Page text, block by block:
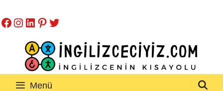
atla
Facebook
Instagram
LinkedIn
Pinterest
Twitter
Menü